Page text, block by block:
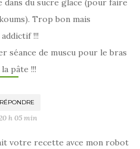
dans du sucre glace (pour faire
Trop bon mais
!!!
séance de muscu pour le bras
pâte !!!
RÉPONDRE
h 05 min
votre recette avce mon robot